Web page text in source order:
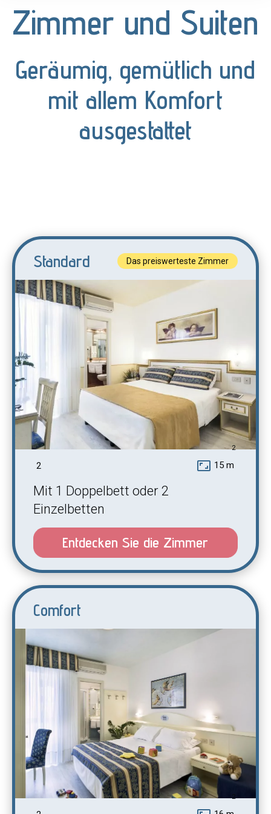
Zimmer und Suiten
Geräumig, gemütlich und
mit allem Komfort
ausgestattet
Standard Das preiswerteste Zimmer
2 aspect_ratio 15 m
2
Mit 1 Doppelbett oder 2
Einzelbetten
Entdecken Sie die Zimmer
Comfort
2